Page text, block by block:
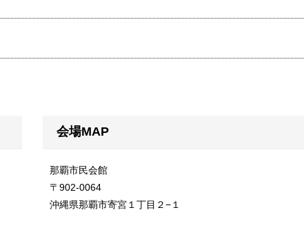
会場MAP
那覇市民会館
〒902-0064
沖縄県那覇市寄宮１丁目２−１